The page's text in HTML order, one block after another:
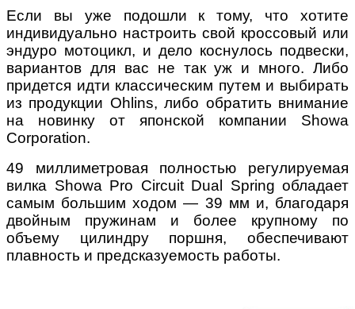
Если вы уже подошли к тому, что хотите
индивидуально настроить свой кроссовый или
эндуро мотоцикл, и дело коснулось подвески,
вариантов для вас не так уж и много. Либо
придется идти классическим путем и выбирать
из продукции Ohlins, либо обратить внимание
на новинку от японской компании Showa
Corporation.
49 миллиметровая полностью регулируемая
вилка Showa Pro Circuit Dual Spring обладает
самым большим ходом — 39 мм и, благодаря
двойным пружинам и более крупному по
объему цилиндру поршня, обеспечивают
плавность и предсказуемость работы.